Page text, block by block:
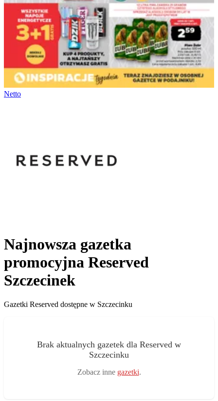
Netto
Najnowsza gazetka
promocyjna Reserved
Szczecinek
Gazetki Reserved dostępne w Szczecinku
Brak aktualnych gazetek dla Reserved w
Szczecinku
Zobacz inne gazetki.